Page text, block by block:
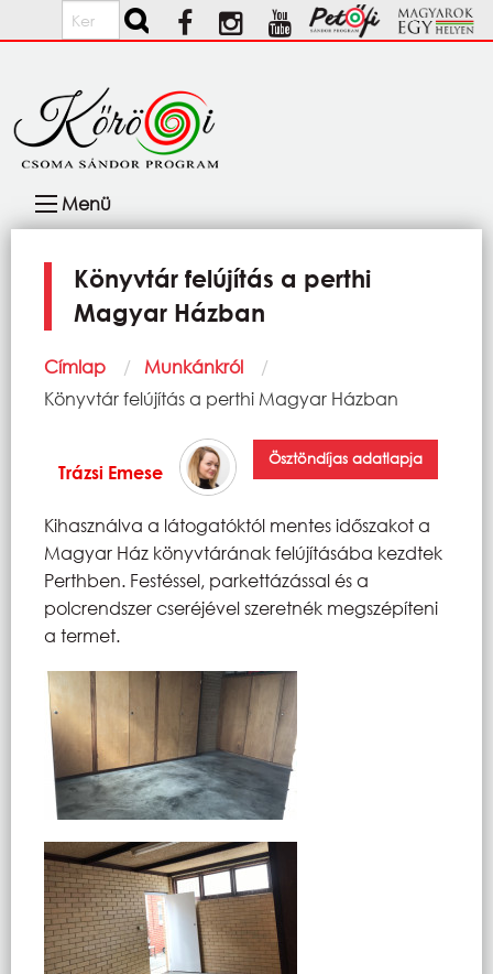
Ugrás a tartalomra
Keresés
navigáció
Menü
Könyvtár felújítás a perthi
Magyar Házban
Morzsa
Címlap
Munkánkról
Current:
Könyvtár felújítás a perthi Magyar Házban
Trázsi Emese
Ösztöndíjas adatlapja
Kihasználva a látogatóktól mentes időszakot a
Magyar Ház könyvtárának felújításába kezdtek
Perthben. Festéssel, parkettázással és a
polcrendszer cseréjével szeretnék megszépíteni
a termet.